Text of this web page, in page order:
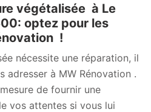
végétalisée à Le
optez pour les
!
nécessite une réparation, il
adresser à MW Rénovation .
de fournir une
vos attentes si vous lui